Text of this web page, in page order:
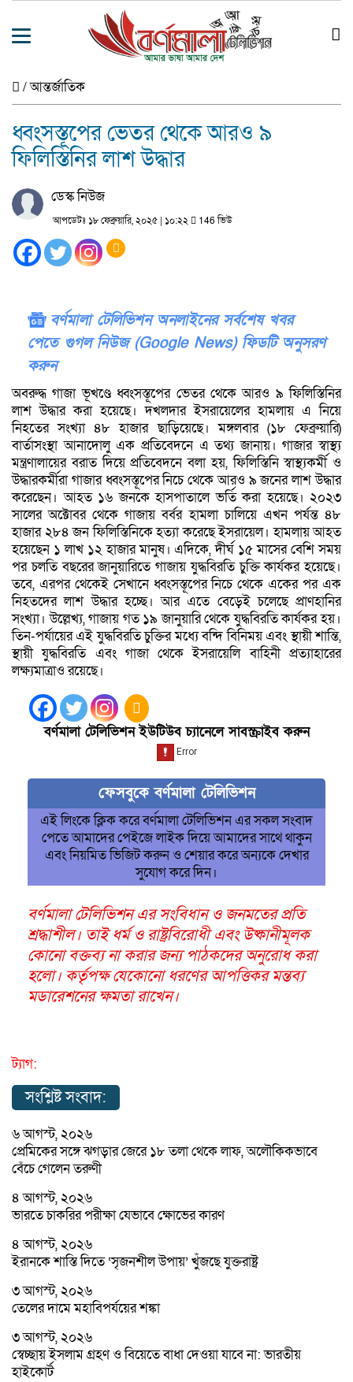
/আন্তর্জাতিক
ধ্বংসস্তূপের ভেতর থেকে আরও ৯
ফিলিস্তিনির লাশ উদ্ধার
ডেস্ক নিউজ
আপডেটঃ ১৮ ফেব্রুয়ারি, ২০২৫ | ১০:২২ 146 ভিউ
বর্ণমালা টেলিভিশন অনলাইনের সর্বশেষ খবর
পেতে গুগল নিউজ (Google News) ফিডটি অনুসরণ
করুন
অবরুদ্ধ গাজা ভূখণ্ডে ধ্বংসস্তূপের ভেতর থেকে আরও ৯ ফিলিস্তিনির
লাশ উদ্ধার করা হয়েছে। দখলদার ইসরায়েলের হামলায় এ নিয়ে
নিহতের সংখ্যা ৪৮ হাজার ছাড়িয়েছে। মঙ্গলবার (১৮ ফেব্রুয়ারি)
বার্তাসংস্থা আনাদোলু এক প্রতিবেদনে এ তথ্য জানায়। গাজার স্বাস্থ্য
মন্ত্রণালায়ের বরাত দিয়ে প্রতিবেদনে বলা হয়, ফিলিস্তিনি স্বাস্থ্যকর্মী ও
উদ্ধারকর্মীরা গাজার ধ্বংসস্তূপের নিচে থেকে আরও ৯ জনের লাশ উদ্ধার
করেছেন। আহত ১৬ জনকে হাসপাতালে ভর্তি করা হয়েছে। ২০২৩
সালের অক্টোবর থেকে গাজায় বর্বর হামলা চালিয়ে এখন পর্যন্ত ৪৮
হাজার ২৮৪ জন ফিলিস্তিনিকে হত্যা করেছে ইসরায়েল। হামলায় আহত
হয়েছেন ১ লাখ ১২ হাজার মানুষ। এদিকে, দীর্ঘ ১৫ মাসের বেশি সময়
পর চলতি বছরের জানুয়ারিতে গাজায় যুদ্ধবিরতি চুক্তি কার্যকর হয়েছে।
তবে, এরপর থেকেই সেখানে ধ্বংসস্তূপের নিচে থেকে একের পর এক
নিহতদের লাশ উদ্ধার হচ্ছে। আর এতে বেড়েই চলেছে প্রাণহানির
সংখ্যা। উল্লেখ্য, গাজায় গত ১৯ জানুয়ারি থেকে যুদ্ধবিরতি কার্যকর হয়।
তিন-পর্যায়ের এই যুদ্ধবিরতি চুক্তির মধ্যে বন্দি বিনিময় এবং স্থায়ী শান্তি,
স্থায়ী যুদ্ধবিরতি এবং গাজা থেকে ইসরায়েলি বাহিনী প্রত্যাহারের
লক্ষ্যমাত্রাও রয়েছে।
বর্ণমালা টেলিভিশন ইউটিউব চ্যানেলে সাবস্ক্রাইব করুন
ফেসবুকে বর্ণমালা টেলিভিশন
এই লিংকে ক্লিক করে বর্ণমালা টেলিভিশন এর সকল সংবাদ
পেতে আমাদের পেইজে লাইক দিয়ে আমাদের সাথে থাকুন
এবং নিয়মিত ভিজিট করুন ও শেয়ার করে অন্যকে দেখার
সুযোগ করে দিন।
বর্ণমালা টেলিভিশন এর সংবিধান ও জনমতের প্রতি
শ্রদ্ধাশীল। তাই ধর্ম ও রাষ্ট্রবিরোধী এবং উষ্কানীমূলক
কোনো বক্তব্য না করার জন্য পাঠকদের অনুরোধ করা
হলো। কর্তৃপক্ষ যেকোনো ধরণের আপত্তিকর মন্তব্য
মডারেশনের ক্ষমতা রাখেন।
ট্যাগ:
সংশ্লিষ্ট সংবাদ:
৬ আগস্ট, ২০২৬
প্রেমিকের সঙ্গে ঝগড়ার জেরে ১৮ তলা থেকে লাফ, অলৌকিকভাবে
বেঁচে গেলেন তরুণী
৪ আগস্ট, ২০২৬
ভারতে চাকরির পরীক্ষা যেভাবে ক্ষোভের কারণ
৪ আগস্ট, ২০২৬
ইরানকে শাস্তি দিতে ‘সৃজনশীল উপায়’ খুঁজছে যুক্তরাষ্ট্র
৩ আগস্ট, ২০২৬
তেলের দামে মহাবিপর্যয়ের শঙ্কা
৩ আগস্ট, ২০২৬
স্বেচ্ছায় ইসলাম গ্রহণ ও বিয়েতে বাধা দেওয়া যাবে না: ভারতীয়
হাইকোর্ট